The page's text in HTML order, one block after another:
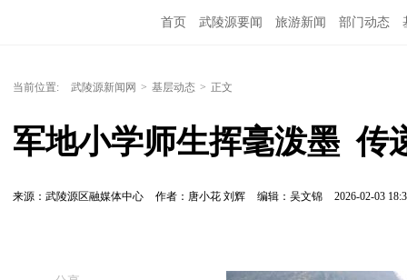
首页 武陵源要闻 旅游新闻 部门动态
当前位置: 武陵源新闻网 > 基层动态 > 正文
军地小学师生挥毫泼墨  传
来源：武陵源区融媒体中心 作者：唐小花 刘辉 编辑：吴文锦 2026-02-03